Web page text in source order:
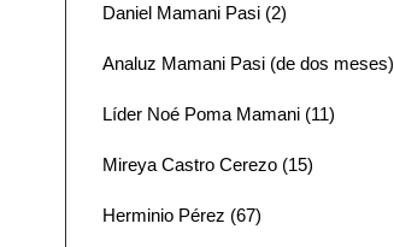
Daniel Mamani Pasi (2)
Analuz Mamani Pasi (de dos meses)
Líder Noé Poma Mamani (11)
Mireya Castro Cerezo (15)
Herminio Pérez (67)